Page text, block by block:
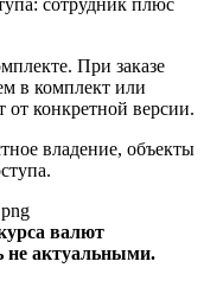
сотрудник плюс
При заказе
в комплект или
от конкретной версии.
владение, объекты
валют
не актуальными.